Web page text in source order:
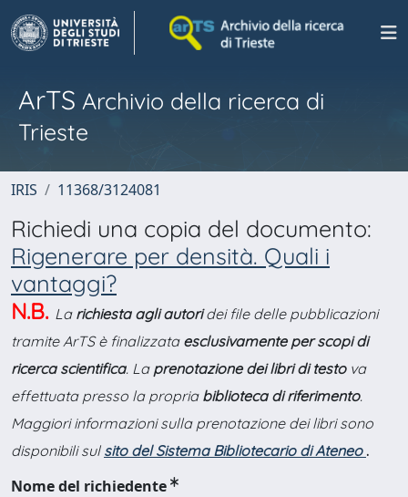
ArTS Archivio della ricerca di
Trieste
IRIS 11368/3124081
Richiedi una copia del documento:
Rigenerare per densità. Quali i
vantaggi?
N.B. La richiesta agli autoridei file delle pubblicazioni
tramite ArTS è finalizzata esclusivamente per scopi di
ricerca scientifica. La prenotazione dei libri di testova
effettuata presso la propria biblioteca di riferimento.
Maggiori informazioni sulla prenotazione dei libri sono
disponibili sul sito del Sistema Bibliotecario di Ateneo .
Nome del richiedente